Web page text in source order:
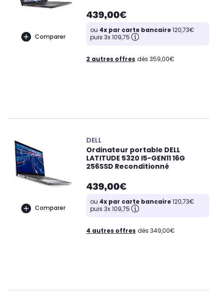
Comparer
439,00€
ou 4x par carte bancaire120,73€
puis 3x 109,75
2 autres offres dès 359,00€
Comparer
DELL
Ordinateur portable DELL
LATITUDE 5320 I5-GEN11 16G
256SSD Reconditionné
439,00€
ou 4x par carte bancaire120,73€
puis 3x 109,75
4 autres offres dès 349,00€